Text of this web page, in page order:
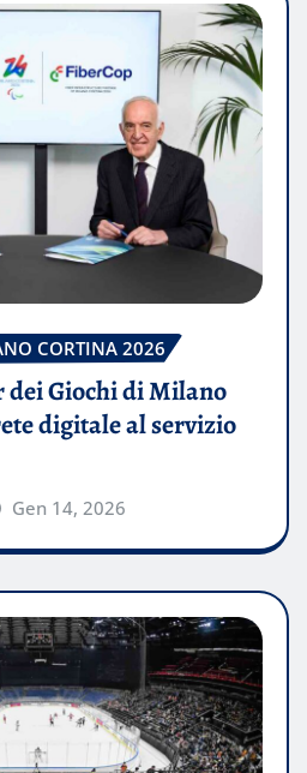
CORTINA 2026
Giochi di Milano
digitale al servizio
Gen 14, 2026